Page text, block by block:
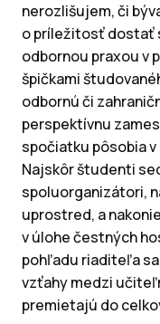
nerozlišujem, či
o príležitosť dostať
odbornou praxou v
špičkami
odbornú či
perspektívnu
spočiatku pôsobia
Najskôr študenti
spoluorganizátori,
uprostred, a
v úlohe čestných
pohľadu riaditeľa
vzťahy medzi
premietajú do